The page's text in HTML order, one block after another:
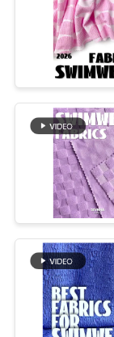
PRIVACY
POLICY